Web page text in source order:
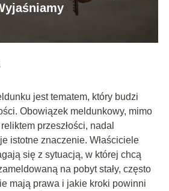
jest tematem, który budzi
Obowiązek meldunkowy, mimo
przeszłości, nadal
istotne znaczenie. Właściciele
się z sytuacją, w której chcą
na pobyt stały, często
mają prawa i jakie kroki powinni